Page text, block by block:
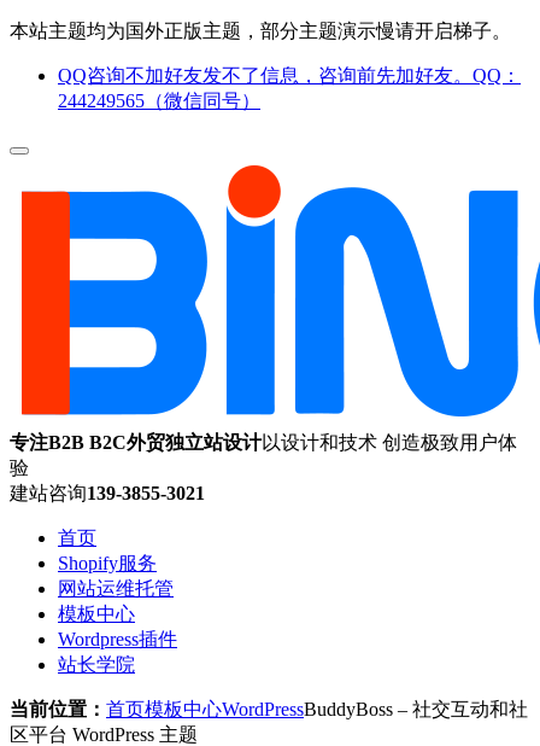
本站主题均为国外正版主题，部分主题演示慢请开启梯子。
QQ咨询不加好友发不了信息，咨询前先加好友。QQ：
244249565（微信同号）
专注B2B B2C外贸独立站设计以设计和技术 创造极致用户体
验
建站咨询139-3855-3021
首页
Shopify服务
网站运维托管
模板中心
Wordpress插件
站长学院
当前位置： 首页模板中心WordPressBuddyBoss – 社交互动和社
区平台 WordPress 主题